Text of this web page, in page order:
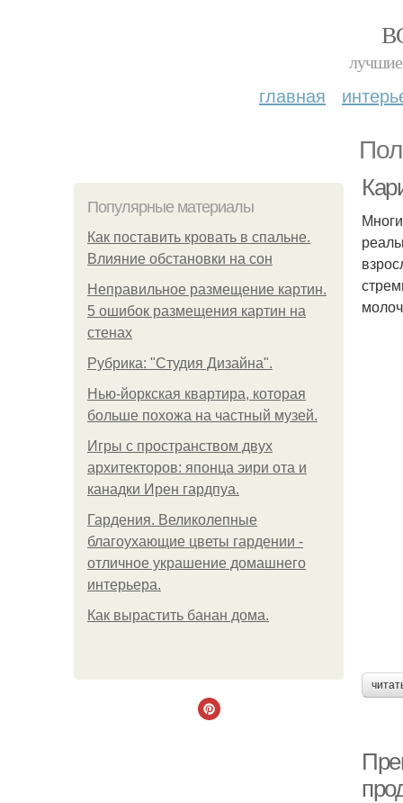
лучшие
главная
Популярные материалы
Как поставить кровать в спальне.
Влияние обстановки на сон
Неправильное размещение картин.
5 ошибок размещения картин на
стенах
Рубрика: "Студия Дизайна".
Нью-йоркская квартира, которая
больше похожа на частный музей.
Игры с пространством двух
архитекторов: японца эири ота и
канадки Ирен гардпуа.
Гардения. Великолепные
благоухающие цветы гардении -
отличное украшение домашнего
интерьера.
Как вырастить банан дома.